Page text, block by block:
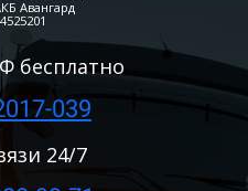
Авангард
бесплатно
039
24/7